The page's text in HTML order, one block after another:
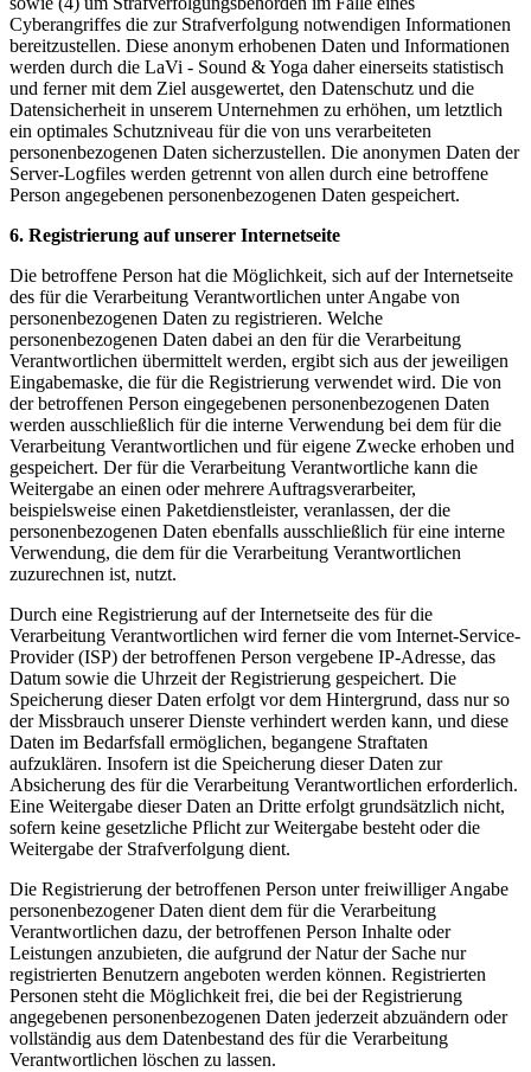
Cyberangriffes die zur Strafverfolgung notwendigen Informationen
bereitzustellen. Diese anonym erhobenen Daten und Informationen
werden durch die LaVi - Sound & Yoga daher einerseits statistisch
und ferner mit dem Ziel ausgewertet, den Datenschutz und die
Datensicherheit in unserem Unternehmen zu erhöhen, um letztlich
ein optimales Schutzniveau für die von uns verarbeiteten
personenbezogenen Daten sicherzustellen. Die anonymen Daten der
Server-Logfiles werden getrennt von allen durch eine betroffene
Person angegebenen personenbezogenen Daten gespeichert.
6. Registrierung auf unserer Internetseite
Die betroffene Person hat die Möglichkeit, sich auf der Internetseite
des für die Verarbeitung Verantwortlichen unter Angabe von
personenbezogenen Daten zu registrieren. Welche
personenbezogenen Daten dabei an den für die Verarbeitung
Verantwortlichen übermittelt werden, ergibt sich aus der jeweiligen
Eingabemaske, die für die Registrierung verwendet wird. Die von
der betroffenen Person eingegebenen personenbezogenen Daten
werden ausschließlich für die interne Verwendung bei dem für die
Verarbeitung Verantwortlichen und für eigene Zwecke erhoben und
gespeichert. Der für die Verarbeitung Verantwortliche kann die
Weitergabe an einen oder mehrere Auftragsverarbeiter,
beispielsweise einen Paketdienstleister, veranlassen, der die
personenbezogenen Daten ebenfalls ausschließlich für eine interne
Verwendung, die dem für die Verarbeitung Verantwortlichen
zuzurechnen ist, nutzt.
Durch eine Registrierung auf der Internetseite des für die
Verarbeitung Verantwortlichen wird ferner die vom Internet-Service-
Provider (ISP) der betroffenen Person vergebene IP-Adresse, das
Datum sowie die Uhrzeit der Registrierung gespeichert. Die
Speicherung dieser Daten erfolgt vor dem Hintergrund, dass nur so
der Missbrauch unserer Dienste verhindert werden kann, und diese
Daten im Bedarfsfall ermöglichen, begangene Straftaten
aufzuklären. Insofern ist die Speicherung dieser Daten zur
Absicherung des für die Verarbeitung Verantwortlichen erforderlich.
Eine Weitergabe dieser Daten an Dritte erfolgt grundsätzlich nicht,
sofern keine gesetzliche Pflicht zur Weitergabe besteht oder die
Weitergabe der Strafverfolgung dient.
Die Registrierung der betroffenen Person unter freiwilliger Angabe
personenbezogener Daten dient dem für die Verarbeitung
Verantwortlichen dazu, der betroffenen Person Inhalte oder
Leistungen anzubieten, die aufgrund der Natur der Sache nur
registrierten Benutzern angeboten werden können. Registrierten
Personen steht die Möglichkeit frei, die bei der Registrierung
angegebenen personenbezogenen Daten jederzeit abzuändern oder
vollständig aus dem Datenbestand des für die Verarbeitung
Verantwortlichen löschen zu lassen.